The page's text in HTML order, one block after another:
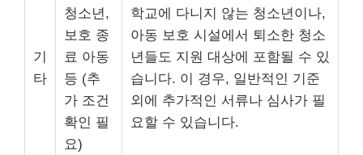
기
타
청소년,
보호 종
료 아동
등 (추
가 조건
확인 필
요)
학교에 다니지 않는 청소년이나,
아동 보호 시설에서 퇴소한 청소
년들도 지원 대상에 포함될 수 있
습니다. 이 경우, 일반적인 기준
외에 추가적인 서류나 심사가 필
요할 수 있습니다.